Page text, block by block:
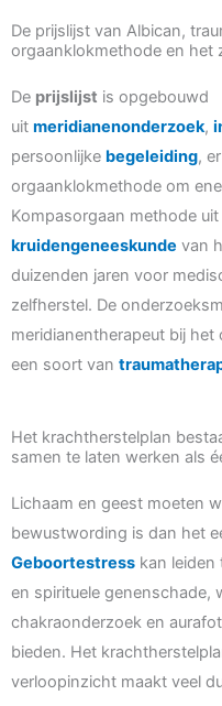
De prijslijst van Albican,
orgaanklokmethode en het
De prijslijst is opgebouwd
uit meridianenonderzoek,
persoonlijke begeleiding,
orgaanklokmethode om
Kompasorgaan methode uit
kruidengeneeskunde van
duizenden jaren voor
zelfherstel. De
meridianentherapeut bij
een soort van
Het krachtherstelplan
samen te laten werken als
Lichaam en geest moeten
bewustwording is dan het
Geboortestress kan
en spirituele genenschade,
chakraonderzoek en
bieden. Het
verloopinzicht maakt veel